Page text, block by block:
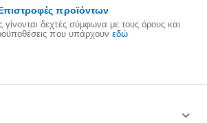
προϊόντων
γίνονται δεχτές σύμφωνα με τους όρους και
που υπάρχουν εδώ